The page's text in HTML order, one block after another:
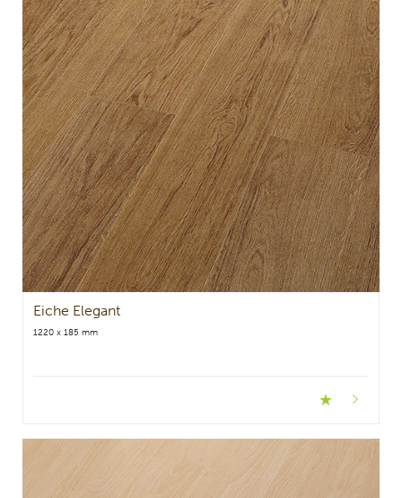
Eiche Elegant
1220 x 185 mm